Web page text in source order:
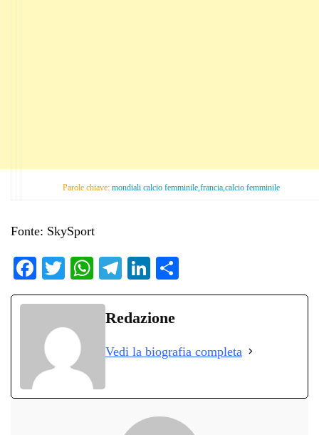
Parole chiave: mondiali calcio femminile,francia,calcio femminile
Fonte: SkySport
Fa
ce
ok
T
wi
r
W
ha
ts
pp
Te
le
gr
m
Li
nk
ed
on
di
Redazione
Vedi la biografia completa